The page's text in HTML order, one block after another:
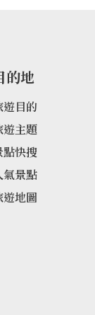
共計約
不斷更
空間，
是想要
要來場
的地
遊目的
遊主題
點快搜
氣景點
遊地圖